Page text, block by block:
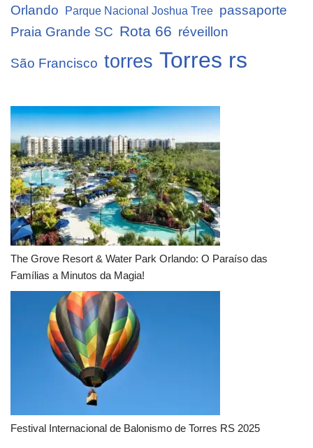
Orlando Parque Nacional Joshua Tree passaporte
Praia Grande SC Rota 66 réveillon
São Francisco torres Torres rs
The Grove Resort & Water Park Orlando: O Paraíso das
Famílias a Minutos da Magia!
Festival Internacional de Balonismo de Torres RS 2025